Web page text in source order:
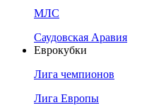
МЛС
Саудовская Аравия
Еврокубки
Лига чемпионов
Лига Европы